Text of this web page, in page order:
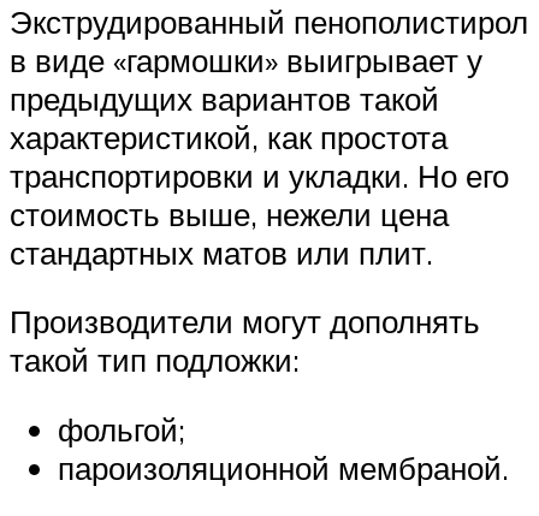
Экструдированный пенополистирол
в виде «гармошки» выигрывает у
предыдущих вариантов такой
характеристикой, как простота
транспортировки и укладки. Но его
стоимость выше, нежели цена
стандартных матов или плит.
Производители могут дополнять
такой тип подложки:
фольгой;
пароизоляционной мембраной.